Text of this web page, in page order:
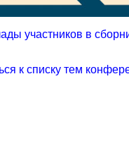
участников в
к списку тем